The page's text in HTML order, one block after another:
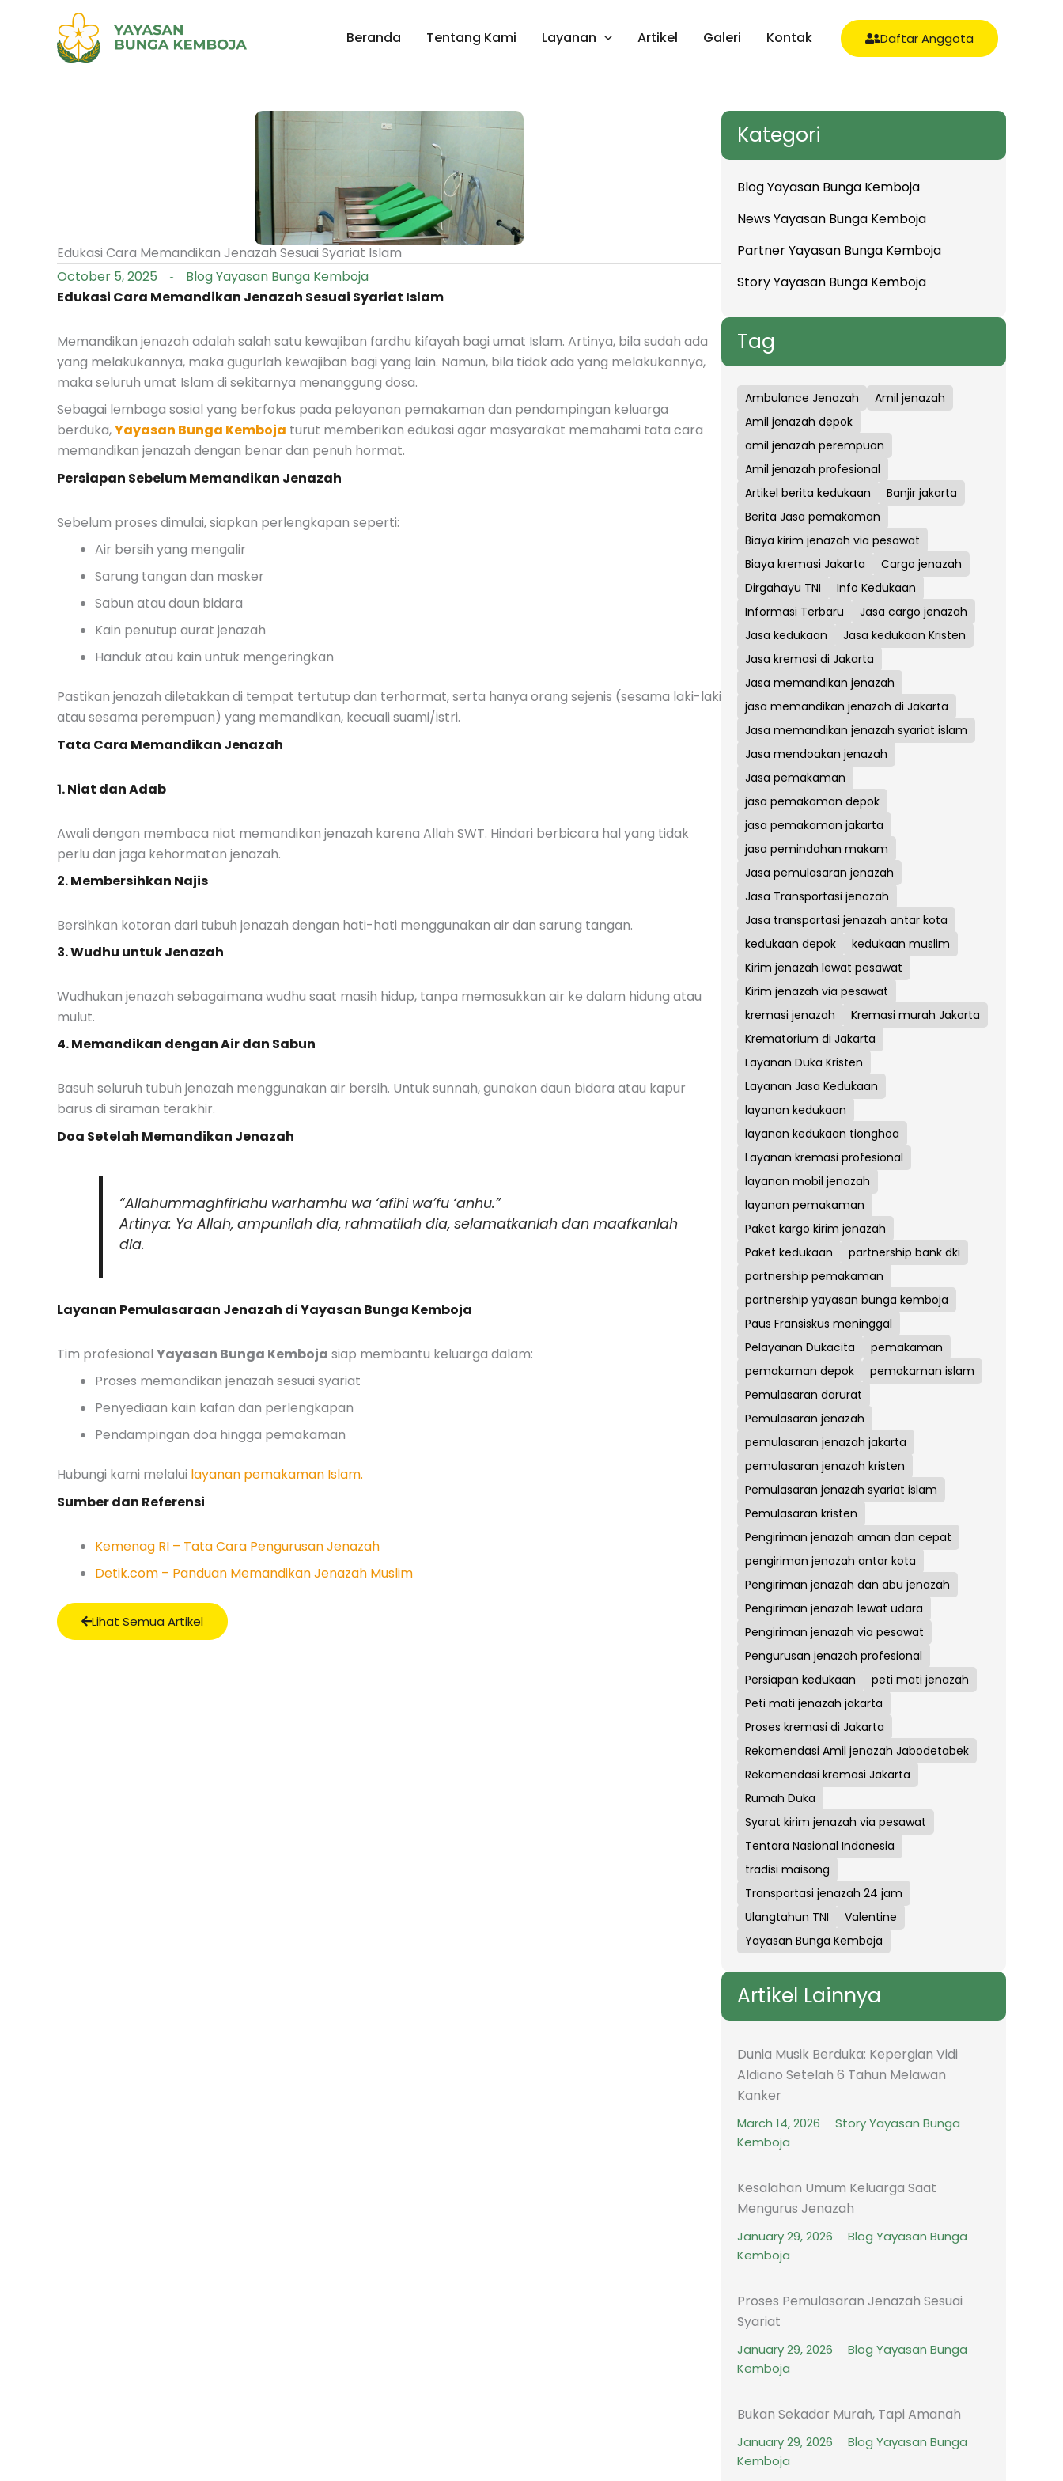
Beranda Tentang Kami Layanan Artikel Galeri Kontak Daftar Anggota
Edukasi Cara Memandikan Jenazah Sesuai Syariat Islam
October 5, 2025
Blog Yayasan Bunga Kemboja
Edukasi Cara Memandikan Jenazah Sesuai Syariat Islam
Memandikan jenazah adalah salah satu kewajiban fardhu kifayah bagi umat Islam. Artinya, bila sudah ada
yang melakukannya, maka gugurlah kewajiban bagi yang lain. Namun, bila tidak ada yang melakukannya,
maka seluruh umat Islam di sekitarnya menanggung dosa.
Sebagai lembaga sosial yang berfokus pada pelayanan pemakaman dan pendampingan keluarga
berduka,Yayasan Bunga Kemboja turut memberikan edukasi agar masyarakat memahami tata cara
memandikan jenazah dengan benar dan penuh hormat.
Persiapan Sebelum Memandikan Jenazah
Sebelum proses dimulai, siapkan perlengkapan seperti:
Air bersih yang mengalir
Sarung tangan dan masker
Sabun atau daun bidara
Kain penutup aurat jenazah
Handuk atau kain untuk mengeringkan
Pastikan jenazah diletakkan di tempat tertutup dan terhormat, serta hanya orang sejenis (sesama laki-laki
atau sesama perempuan) yang memandikan, kecuali suami/istri.
Tata Cara Memandikan Jenazah
1. Niat dan Adab
Awali dengan membaca niat memandikan jenazah karena Allah SWT. Hindari berbicara hal yang tidak
perlu dan jaga kehormatan jenazah.
2. Membersihkan Najis
Bersihkan kotoran dari tubuh jenazah dengan hati-hati menggunakan air dan sarung tangan.
3. Wudhu untuk Jenazah
Wudhukan jenazah sebagaimana wudhu saat masih hidup, tanpa memasukkan air ke dalam hidung atau
mulut.
4. Memandikan dengan Air dan Sabun
Basuh seluruh tubuh jenazah menggunakan air bersih. Untuk sunnah, gunakan daun bidara atau kapur
barus di siraman terakhir.
Doa Setelah Memandikan Jenazah
“Allahummaghfirlahu warhamhu wa ‘afihi wa’fu ‘anhu.”
Artinya: Ya Allah, ampunilah dia, rahmatilah dia, selamatkanlah dan maafkanlah
dia.
Layanan Pemulasaraan Jenazah di Yayasan Bunga Kemboja
Tim profesional Yayasan Bunga Kemboja siap membantu keluarga dalam:
Proses memandikan jenazah sesuai syariat
Penyediaan kain kafan dan perlengkapan
Pendampingan doa hingga pemakaman
Hubungi kami melalui layanan pemakaman Islam.
Sumber dan Referensi
Kemenag RI – Tata Cara Pengurusan Jenazah
Detik.com – Panduan Memandikan Jenazah Muslim
Lihat Semua Artikel
Kategori
Blog Yayasan Bunga Kemboja
News Yayasan Bunga Kemboja
Partner Yayasan Bunga Kemboja
Story Yayasan Bunga Kemboja
Tag
Ambulance Jenazah
Amil jenazah
Amil jenazah depok
amil jenazah perempuan
Amil jenazah profesional
Artikel berita kedukaan
Banjir jakarta
Berita Jasa pemakaman
Biaya kirim jenazah via pesawat
Biaya kremasi Jakarta
Cargo jenazah
Dirgahayu TNI
Info Kedukaan
Informasi Terbaru
Jasa cargo jenazah
Jasa kedukaan
Jasa kedukaan Kristen
Jasa kremasi di Jakarta
Jasa memandikan jenazah
jasa memandikan jenazah di Jakarta
Jasa memandikan jenazah syariat islam
Jasa mendoakan jenazah
Jasa pemakaman
jasa pemakaman depok
jasa pemakaman jakarta
jasa pemindahan makam
Jasa pemulasaran jenazah
Jasa Transportasi jenazah
Jasa transportasi jenazah antar kota
kedukaan depok
kedukaan muslim
Kirim jenazah lewat pesawat
Kirim jenazah via pesawat
kremasi jenazah
Kremasi murah Jakarta
Krematorium di Jakarta
Layanan Duka Kristen
Layanan Jasa Kedukaan
layanan kedukaan
layanan kedukaan tionghoa
Layanan kremasi profesional
layanan mobil jenazah
layanan pemakaman
Paket kargo kirim jenazah
Paket kedukaan
partnership bank dki
partnership pemakaman
partnership yayasan bunga kemboja
Paus Fransiskus meninggal
Pelayanan Dukacita
pemakaman
pemakaman depok
pemakaman islam
Pemulasaran darurat
Pemulasaran jenazah
pemulasaran jenazah jakarta
pemulasaran jenazah kristen
Pemulasaran jenazah syariat islam
Pemulasaran kristen
Pengiriman jenazah aman dan cepat
pengiriman jenazah antar kota
Pengiriman jenazah dan abu jenazah
Pengiriman jenazah lewat udara
Pengiriman jenazah via pesawat
Pengurusan jenazah profesional
Persiapan kedukaan
peti mati jenazah
Peti mati jenazah jakarta
Proses kremasi di Jakarta
Rekomendasi Amil jenazah Jabodetabek
Rekomendasi kremasi Jakarta
Rumah Duka
Syarat kirim jenazah via pesawat
Tentara Nasional Indonesia
tradisi maisong
Transportasi jenazah 24 jam
Ulangtahun TNI
Valentine
Yayasan Bunga Kemboja
Artikel Lainnya
Dunia Musik Berduka: Kepergian Vidi
Aldiano Setelah 6 Tahun Melawan
Kanker
March 14, 2026
Story Yayasan Bunga
Kemboja
Kesalahan Umum Keluarga Saat
Mengurus Jenazah
January 29, 2026
Blog Yayasan Bunga
Kemboja
Proses Pemulasaran Jenazah Sesuai
Syariat
January 29, 2026
Blog Yayasan Bunga
Kemboja
Bukan Sekadar Murah, Tapi Amanah
January 29, 2026
Blog Yayasan Bunga
Kemboja